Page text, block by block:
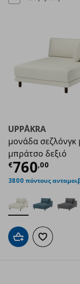
UPPÅKRA
μονάδα σεζλόνγκ
μπράτσο δεξιό
€760,00
Τρέχουσα
3800 πόντους
Προσθήκη στο καλάθι
Προσθήκη